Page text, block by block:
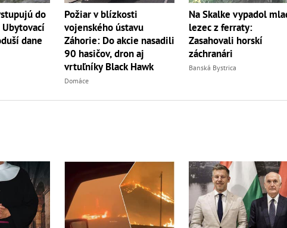
do
dane
Požiar v blízkosti
vojenského ústavu
Záhorie: Do akcie nasadili
90 hasičov, dron aj
vrtuľníky Black Hawk
Domáce
Na Skalke vypadol
lezec z ferraty:
Zasahovali horskí
záchranári
Banská Bystrica